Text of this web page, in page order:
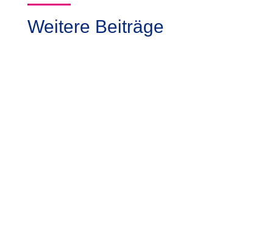
Weitere Beiträge